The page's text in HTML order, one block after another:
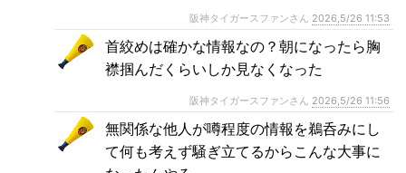
阪神タイガースファンさん 2026,5/26 11:53
首絞めは確かな情報なの？朝になったら胸
襟掴んだくらいしか見なくなった
阪神タイガースファンさん 2026,5/26 11:56
無関係な他人が噂程度の情報を鵜呑みにし
て何も考えず騒ぎ立てるからこんな大事に